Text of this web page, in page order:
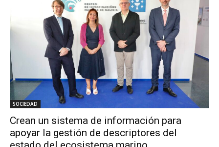
SOCIEDAD
Crean un sistema de información para
apoyar la gestión de descriptores del